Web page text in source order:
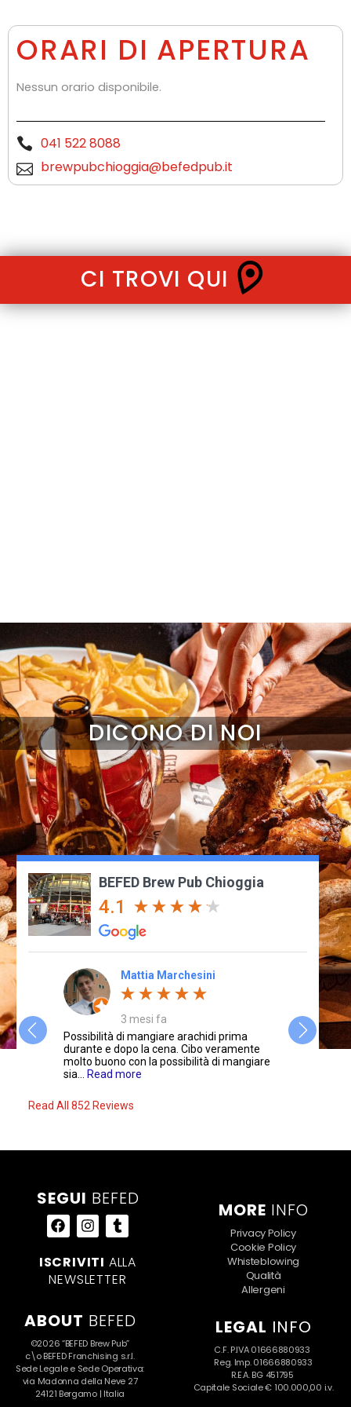
ORARI DI APERTURA
Nessun orario disponibile.
041 522 8088
brewpubchioggia@befedpub.it
CI TROVI QUI
DICONO DI NOI
BEFED Brew Pub Chioggia
4.1
menù.
e
Mattia Marchesini
3 mesi fa
Possibilità di mangiare arachidi prima
durante e dopo la cena. Cibo veramente
molto buono con la possibilità di mangiare
sia...
Read more
Il Befed di
Galletti
Read All 852 Reviews
LEGAL INFO
C.F. P.IVA 01666880933
Reg. Imp. 01666880933
R.E.A. BG 451795
Capitale Sociale € 100.000,00 i.v.
ABOUT BEFED
©2026 “BEFED Brew Pub”
c\o BEFED Franchising s.r.l.
Sede Legale e Sede Operativa:
via Madonna della Neve 27
24121 Bergamo | Italia
MORE INFO
Privacy Policy
Cookie Policy
Whisteblowing
Qualità
Allergeni
SEGUI BEFED
ISCRIVITI ALLA
NEWSLETTER